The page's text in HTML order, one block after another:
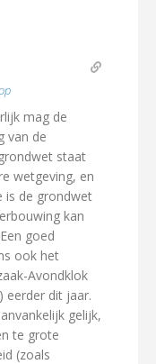
mag de
van de
staat
wetgeving, en
is de grondwet
kan
goed
ook het
Avondklok
eerder dit jaar.
gelijk,
te grote
(zoals